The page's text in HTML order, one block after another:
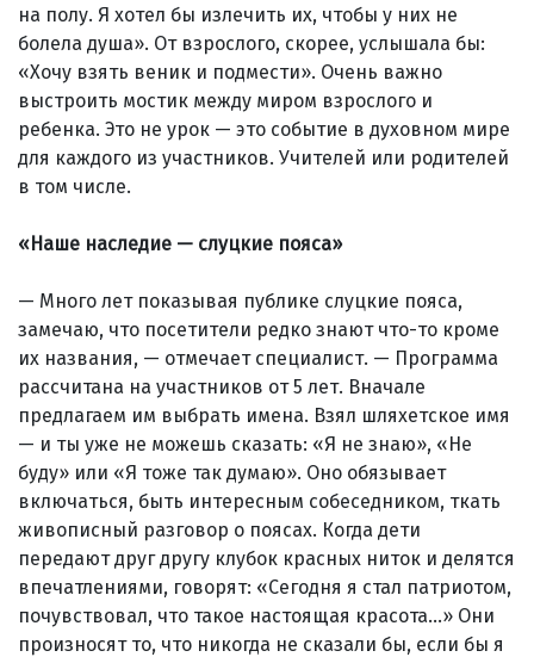
на полу. Я хотел бы излечить их, чтобы у них не
болела душа». От взрослого, скорее, услышала бы:
«Хочу взять веник и подмести». Очень важно
выстроить мостик между миром взрослого и
ребенка. Это не урок — это событие в духовном мире
для каждого из участников. Учителей или родителей
в том числе.
«Наше наследие — слуцкие пояса»
— Много лет показывая пуб­ли­ке слуцкие пояса,
замечаю, что посетители редко знают что-то кроме
их названия, — отмечает специалист. — Программа
рассчитана на участников от 5 лет. Вначале
предлагаем им выбрать имена. Взял шляхетское имя
— и ты уже не можешь сказать: «Я не знаю», «Не
буду» или «Я тоже так думаю». Оно обязывает
включаться, быть интересным собеседником, ткать
живописный разговор о поясах. Когда дети
передают друг другу клубок красных ниток и делятся
впечатлениями, говорят: «Сегодня я стал патриотом,
почувствовал, что такое настоящая красота…» Они
произносят то, что никогда не сказали бы, если бы я